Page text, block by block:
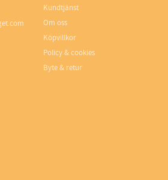
Kundtjänst
Om oss
Köpvillkor
Policy & cookies
Byte & retur